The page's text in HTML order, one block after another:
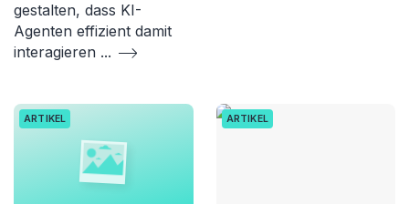
gestalten, dass KI-
Agenten effizient damit
interagieren ...
ARTIKEL ARTIKEL